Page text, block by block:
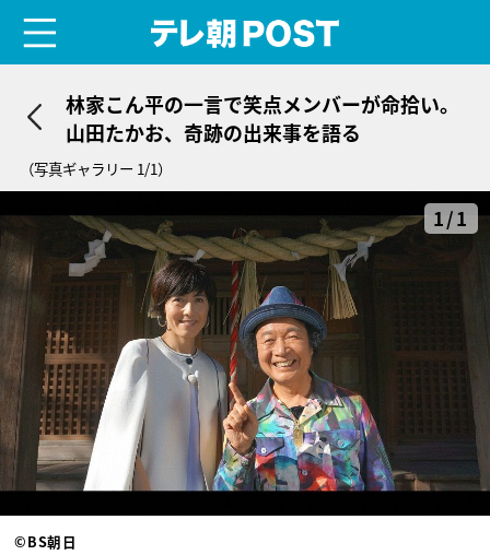
林家こん平の一言で笑点メンバーが命拾い。
山田たかお、奇跡の出来事を語る
（写真ギャラリー 1/1）
1/1
©BS朝日